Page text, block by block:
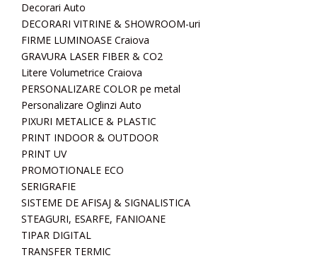
Decorari Auto
DECORARI VITRINE & SHOWROOM-uri
FIRME LUMINOASE Craiova
GRAVURA LASER FIBER & CO2
Litere Volumetrice Craiova
PERSONALIZARE COLOR pe metal
Personalizare Oglinzi Auto
PIXURI METALICE & PLASTIC
PRINT INDOOR & OUTDOOR
PRINT UV
PROMOTIONALE ECO
SERIGRAFIE
SISTEME DE AFISAJ & SIGNALISTICA
STEAGURI, ESARFE, FANIOANE
TIPAR DIGITAL
TRANSFER TERMIC